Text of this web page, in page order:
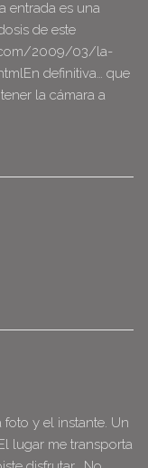
entrada es una
de este
2009/03/la-
definitiva… que
la cámara a
y el instante. Un
lugar me transporta